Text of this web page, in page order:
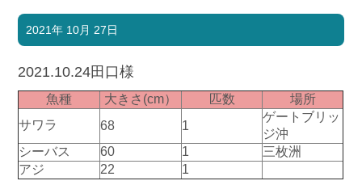
マリンクラブ
マリンライフを堪能したい！
ボート販売
ボート免許
長年の実績と信頼！
Shop Info.
公式ブログ
Blog
お問い合わせ
Contact us
会社概要
Company
2021年 10月 27日
2021.10.24田口様
魚種 大きさ(cm） 匹数
場所
サワラ
68 1
ゲートブリッ
ジ沖
シーバス
60 1
三枚洲
アジ
22 1